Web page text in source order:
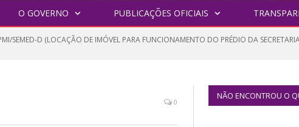
O GOVERNO PUBLICAÇÕES OFICIAIS
SEMED-D (LOCAÇÃO DE IMÓVEL PARA FUNCIONAMENTO DO PRÉDIO DA
0
NÃO ENCONTROU O